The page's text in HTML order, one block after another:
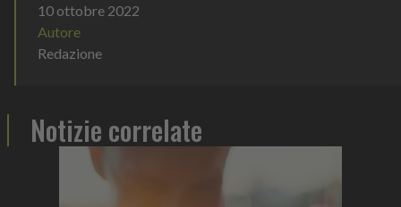
10 ottobre 2022
Autore
Redazione
Notizie correlate